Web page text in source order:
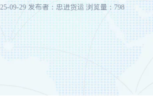
09-29 发布者：忠进货运 浏览量：798